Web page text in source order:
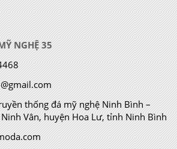
NGHỆ 35
thống đá mỹ nghệ Ninh Bình –
Vân, huyện Hoa Lư, tỉnh Ninh Bình